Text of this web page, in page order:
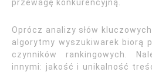
przewagę konkurencyjną.
Oprócz analizy słów
algorytmy wyszukiwarek biorą
czynników rankingowych.
innymi: jakość i unikalność